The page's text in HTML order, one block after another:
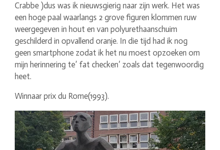
Crabbe )dus was ik nieuwsgierig naar zijn werk. Het was
een hoge paal waarlangs 2 grove figuren klommen ruw
weergegeven in hout en van polyurethaanschuim
geschilderd in opvallend oranje. In die tijd had ik nog
geen smartphone zodat ik het nu moest opzoeken om
mijn herinnering te’ fat checken’ zoals dat tegenwoordig
heet.
Winnaar prix du Rome(1993).